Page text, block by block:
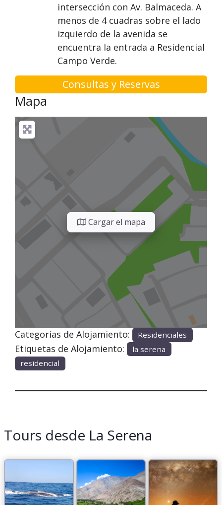
intersección con Av. Balmaceda. A
menos de 4 cuadras sobre el lado
izquierdo de la avenida se
encuentra la entrada a Residencial
Campo Verde.
Consultas y Reservas
Mapa
Cargar el mapa
Categorías de Alojamiento: Residenciales
Etiquetas de Alojamiento:
la serena
residencial
Tours desde La Serena